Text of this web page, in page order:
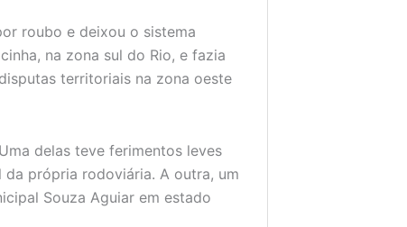
roubo e deixou o sistema
na zona sul do Rio, e fazia
territoriais na zona oeste
delas teve ferimentos leves
própria rodoviária. A outra, um
Souza Aguiar em estado